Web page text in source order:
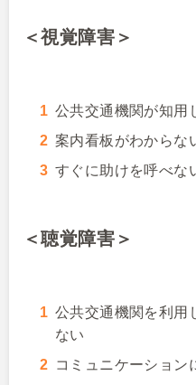
＜視覚障害＞
公共交通機関が知用
案内看板がわからな
すぐに助けを呼べな
＜聴覚障害＞
公共交通機関を利用
ない
コミュニケーション